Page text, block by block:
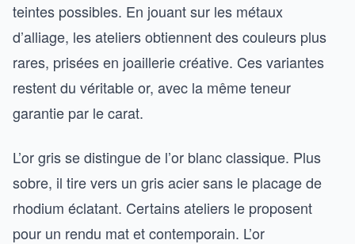
teintes possibles. En jouant sur les métaux
d’alliage, les ateliers obtiennent des couleurs plus
rares, prisées en joaillerie créative. Ces variantes
restent du véritable or, avec la même teneur
garantie par le carat.
L’or gris se distingue de l’or blanc classique. Plus
sobre, il tire vers un gris acier sans le placage de
rhodium éclatant. Certains ateliers le proposent
pour un rendu mat et contemporain. L’or